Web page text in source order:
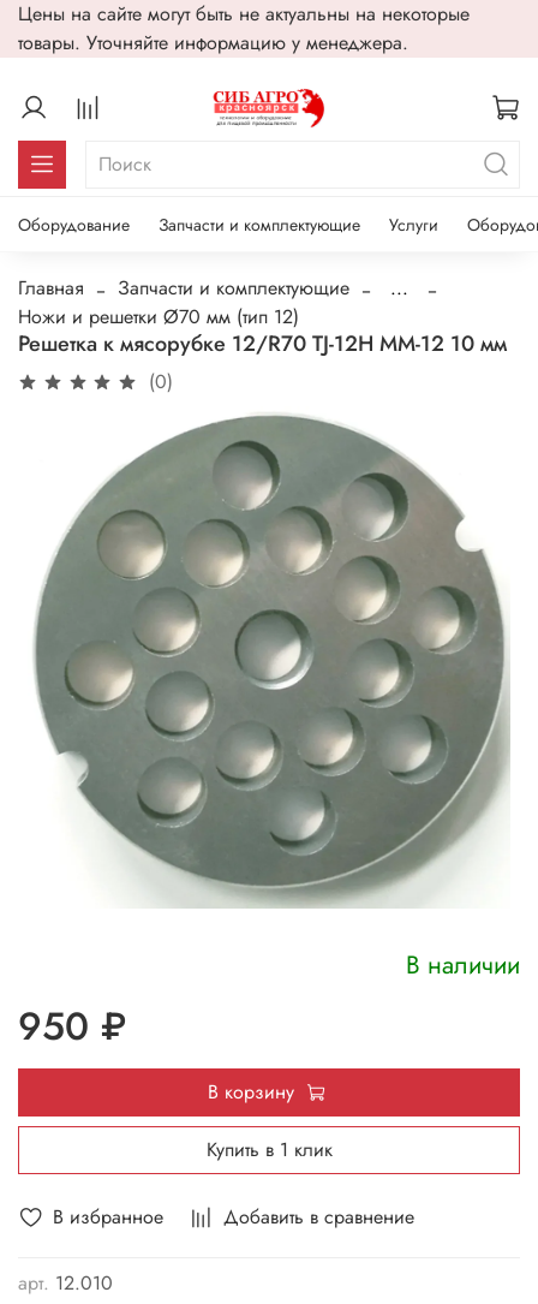
Цены на сайте могут быть не актуальны на некоторые
товары. Уточняйте информацию у менеджера.
Оборудование Запчасти и комплектующие Услуги
Главная Запчасти и комплектующие
...
Ножи и решетки Ø70 мм (тип 12)
Решетка к мясорубке 12/R70 TJ-12Н MM-12 10 мм
(0)
В избранное Добавить в сравнение
арт. 12.010
В наличии
950 ₽
В корзину
Купить в 1 клик